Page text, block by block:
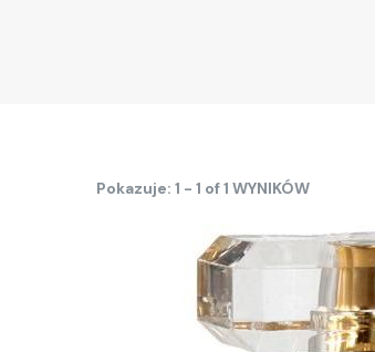
Pokazuje: 1 - 1 of 1 WYNIKÓW